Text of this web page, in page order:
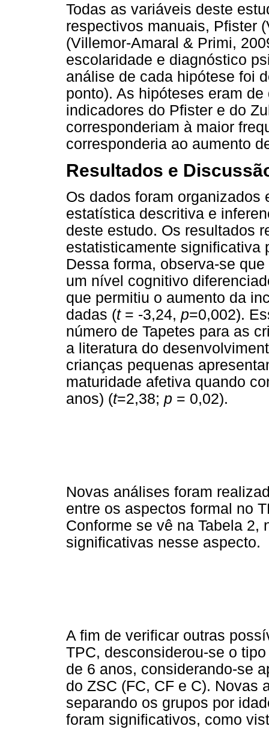
Todas as variáveis deste
respectivos manuais, Pfister
(Villemor-Amaral & Primi,
escolaridade e diagnóstico
análise de cada hipótese foi
ponto). As hipóteses eram
indicadores do Pfister e do
corresponderiam à maior
corresponderia ao aumento
Resultados e
Os dados foram organizados
estatística descritiva e
deste estudo. Os resultados
estatisticamente significativa
Dessa forma, observa-se
um nível cognitivo
que permitiu o aumento da
dadas (t= -3,24, p=0,002).
número de Tapetes para as
a literatura do
crianças pequenas
maturidade afetiva quando
anos) (t=2,38; p = 0,02).
Novas análises foram
entre os aspectos formal no
Conforme se vê na Tabela 2,
significativas nesse aspecto.
A fim de verificar outras
TPC, desconsiderou-se o
de 6 anos, considerando-se
do ZSC (FC, CF e C). Novas
separando os grupos por
foram significativos, como